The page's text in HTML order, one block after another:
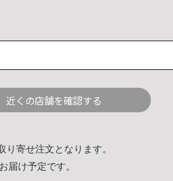
近くの店舗を確認する
り寄せ注文となります。
届け予定です。